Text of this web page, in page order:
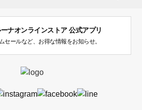
ナオンラインストア 公式アプリ
セールなど、お得な情報をお知らせ。